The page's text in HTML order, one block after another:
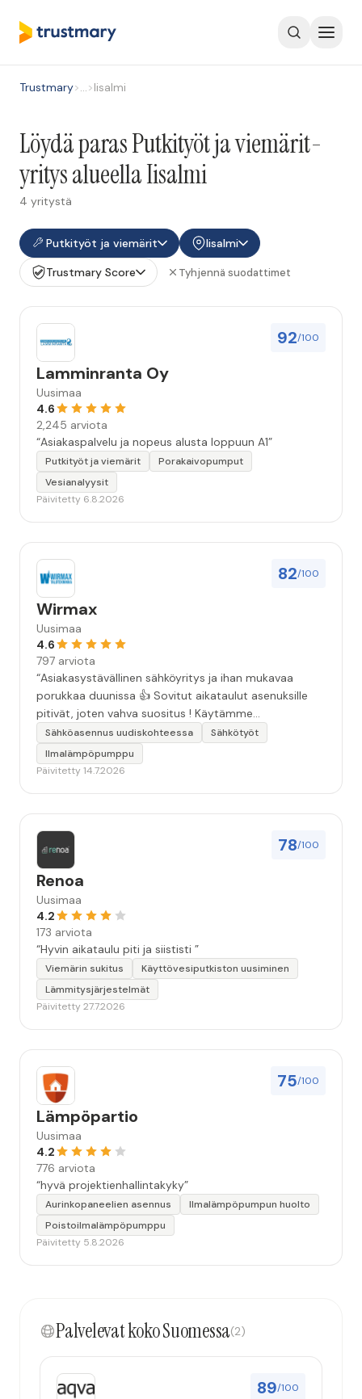
Trustmary>…>Iisalmi
Löydä paras Putkityöt ja viemärit-
yritys alueella Iisalmi
4 yritystä
Putkityöt ja viemärit
Iisalmi
Trustmary Score
Tyhjennä suodattimet
92/100
Lamminranta Oy
Uusimaa
4.6
2,245 arviota
“Asiakaspalvelu ja nopeus alusta loppuun A1”
Putkityöt ja viemärit
Porakaivopumput
Vesianalyysit
Päivitetty 6.8.2026
82/100
Wirmax
Uusimaa
4.6
797 arviota
“Asiakasystävällinen sähköyritys ja ihan mukavaa
porukkaa duunissa 👍 Sovitut aikataulut asenuksille
pitivät, joten vahva suositus ! Käytämme
seuraavallakin kerralla!”
Sähköasennus uudiskohteessa
Sähkötyöt
Ilmalämpöpumppu
Päivitetty 14.7.2026
78/100
Renoa
Uusimaa
4.2
173 arviota
“Hyvin aikataulu piti ja siististi ”
Viemärin sukitus
Käyttövesiputkiston uusiminen
Lämmitysjärjestelmät
Päivitetty 27.7.2026
75/100
Lämpöpartio
Uusimaa
4.2
776 arviota
“hyvä projektienhallintakyky”
Aurinkopaneelien asennus
Ilmalämpöpumpun huolto
Poistoilmalämpöpumppu
Päivitetty 5.8.2026
Palvelevat koko Suomessa(2)
89/100